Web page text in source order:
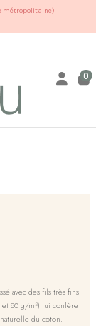
métropolitaine)
0
avec des fils très fins
80 g/m²) lui confère
du coton.